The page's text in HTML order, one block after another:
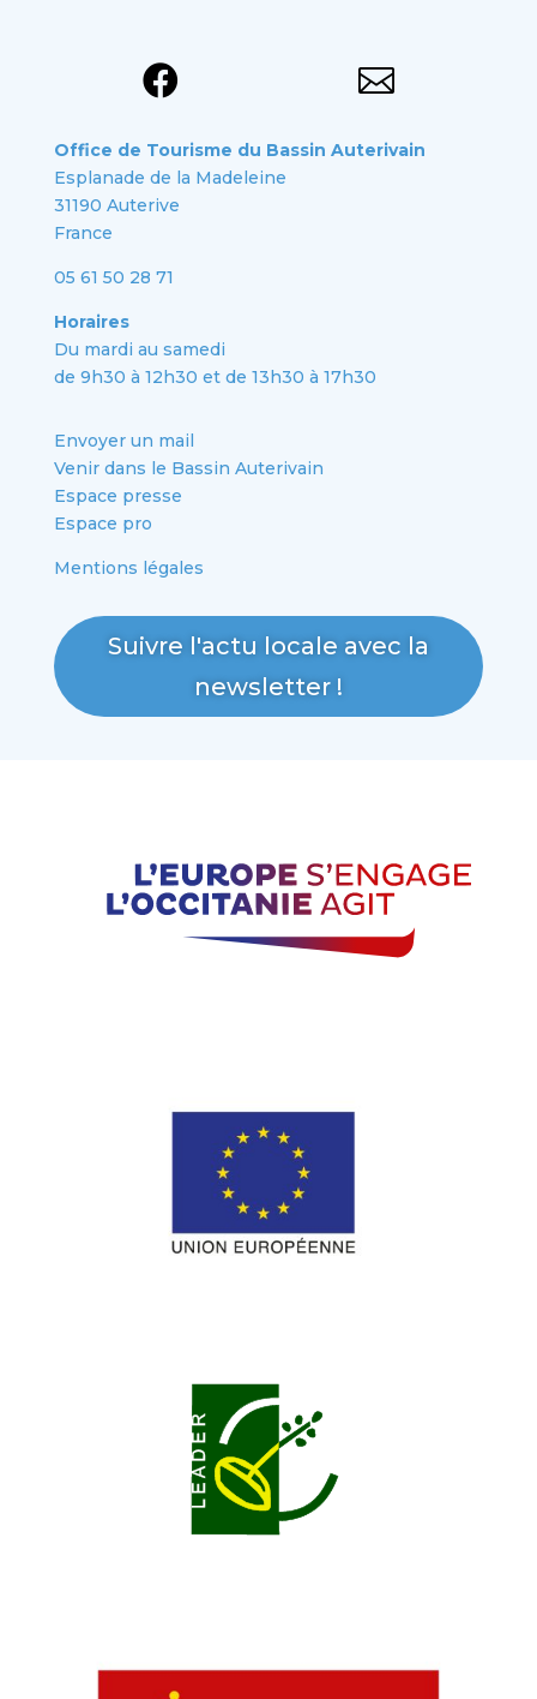
 
Office de Tourisme du Bassin Auterivain
Esplanade de la Madeleine
31190 Auterive
France
05 61 50 28 71
Horaires
Du mardi au samedi
de 9h30 à 12h30 et de 13h30 à 17h30
Envoyer un mail
Venir dans le Bassin Auterivain
Espace presse
Espace pro
Mentions légales
Suivre l'actu locale avec la
newsletter !